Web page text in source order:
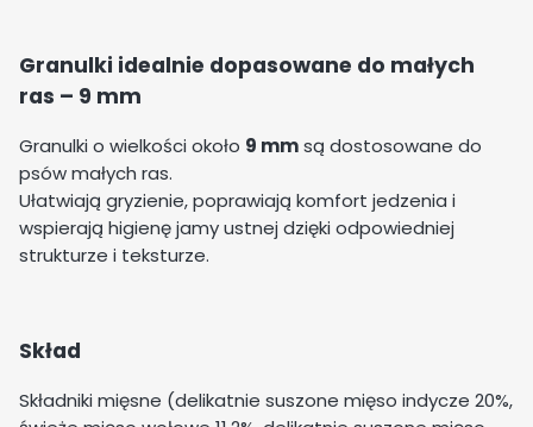
Granulki idealnie dopasowane do małych
ras – 9 mm
Granulki o wielkości około 9 mmsą dostosowane do
psów małych ras.
Ułatwiają gryzienie, poprawiają komfort jedzenia i
wspierają higienę jamy ustnej dzięki odpowiedniej
strukturze i teksturze.
Skład
Składniki mięsne (delikatnie suszone mięso indycze 20%,